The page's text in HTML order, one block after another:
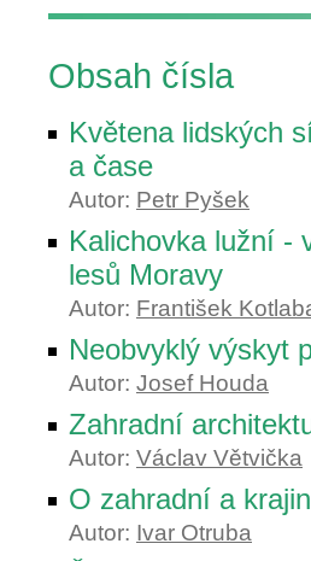
Obsah čísla
Květena lidských
a čase
Autor: Petr Pyšek
Kalichovka lužní -
lesů Moravy
Autor: František
Neobvyklý výskyt
Autor: Josef Houda
Zahradní
Autor: Václav Větvička
O zahradní a
Autor: Ivar Otruba